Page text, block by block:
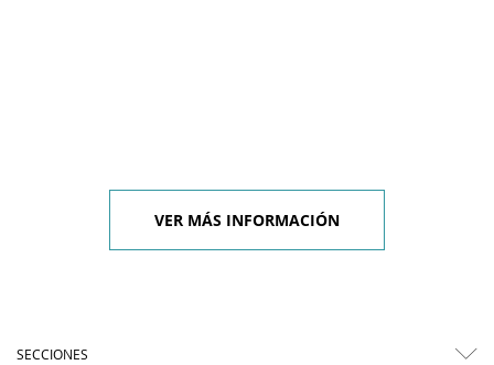
VER MÁS INFORMACIÓN
SECCIONES